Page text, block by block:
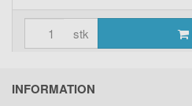
stk
INFORMATION